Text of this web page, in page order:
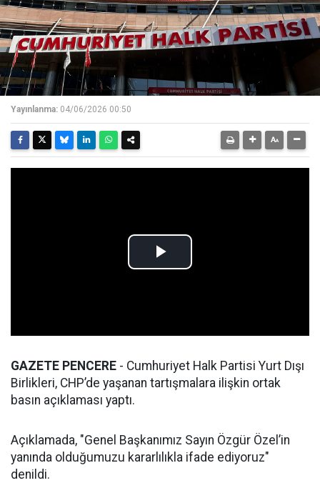
Yayınlanma: 04/06/2026 00:50
GAZETE PENCERE - Cumhuriyet Halk Partisi Yurt Dışı
Birlikleri, CHP’de yaşanan tartışmalara ilişkin ortak
basın açıklaması yaptı.
Açıklamada, "Genel Başkanımız Sayın Özgür Özel’in
yanında olduğumuzu kararlılıkla ifade ediyoruz"
denildi.